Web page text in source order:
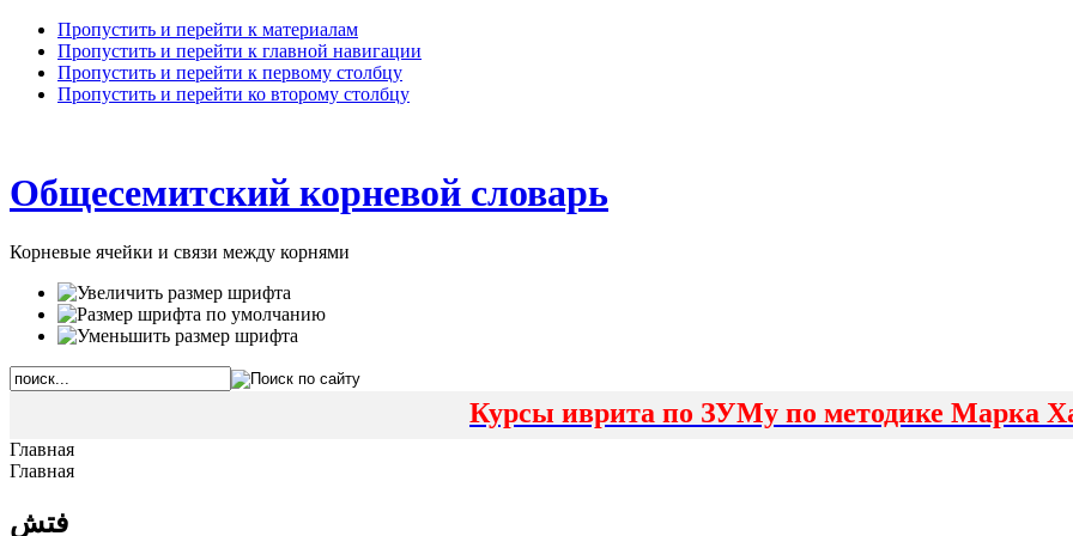
Пропустить и перейти к материалам
Пропустить и перейти к главной навигации
Пропустить и перейти к первому столбцу
Пропустить и перейти ко второму столбцу
Общесемитский корневой словарь
Корневые ячейки и связи между корнями
Курсы иврита по ЗУМу по методике Марка
Главная
Главная
فتش